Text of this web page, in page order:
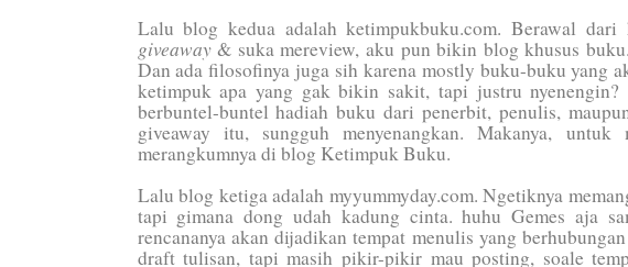
Lalu blog kedua adalah ketimpukbuku.com. Berawal
giveaway& suka mereview, aku pun bikin blog khusus
Dan ada filosofinya juga sih karena mostly buku-buku yang
ketimpuk apa yang gak bikin sakit, tapi justru
berbuntel-buntel hadiah buku dari penerbit, penulis,
giveaway itu, sungguh menyenangkan. Makanya, untuk
merangkumnya di blog Ketimpuk Buku.
Lalu blog ketiga adalah myyummyday.com. Ngetiknya
tapi gimana dong udah kadung cinta. huhu Gemes aja
rencananya akan dijadikan tempat menulis yang
draft tulisan, tapi masih pikir-pikir mau posting, soale